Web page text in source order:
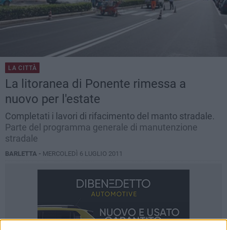
LA CITTÀ
La litoranea di Ponente rimessa a
nuovo per l'estate
Completati i lavori di rifacimento del manto stradale.
Parte del programma generale di manutenzione
stradale
BARLETTA - MERCOLEDÌ 6 LUGLIO 2011